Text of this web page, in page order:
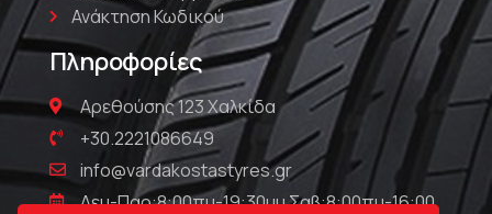
Ανάκτηση Κωδικού
Πληροφορίες
Αρεθούσης 123 Χαλκίδα
+30.2221086649
info@vardakostastyres.gr
Δευ-Παρ:8:00πμ-19:30μμ Σαβ:8:00πμ-16:00